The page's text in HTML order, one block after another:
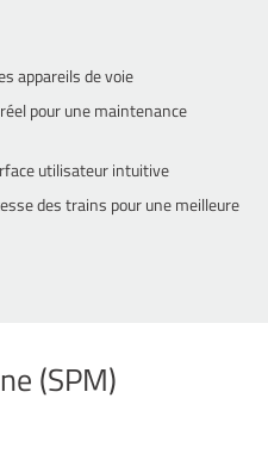
appareils de voie
pour une maintenance
utilisateur intuitive
des trains pour une meilleure
(SPM)